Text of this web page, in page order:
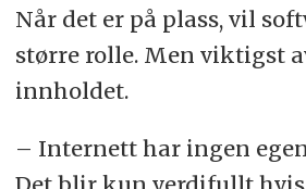
Når det er på plass, vil
større rolle. Men viktigst
innholdet.
– Internett har ingen